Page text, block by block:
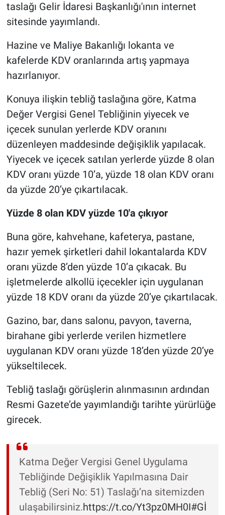
taslağı Gelir İdaresi Başkanlığı'ının internet
sitesinde yayımlandı.
Hazine ve Maliye Bakanlığı lokanta ve
kafelerde KDV oranlarında artış yapmaya
hazırlanıyor.
Konuya ilişkin tebliğ taslağına göre, Katma
Değer Vergisi Genel Tebliğinin yiyecek ve
içecek sunulan yerlerde KDV oranını
düzenleyen maddesinde değişiklik yapılacak.
Yiyecek ve içecek satılan yerlerde yüzde 8 olan
KDV oranı yüzde 10’a, yüzde 18 olan KDV oranı
da yüzde 20’ye çıkartılacak.
Yüzde 8 olan KDV yüzde 10'a çıkıyor
Buna göre, kahvehane, kafeterya, pastane,
hazır yemek şirketleri dahil lokantalarda KDV
oranı yüzde 8’den yüzde 10’a çıkacak. Bu
işletmelerde alkollü içecekler için uygulanan
yüzde 18 KDV oranı da yüzde 20’ye çıkartılacak.
Gazino, bar, dans salonu, pavyon, taverna,
birahane gibi yerlerde verilen hizmetlere
uygulanan KDV oranı yüzde 18’den yüzde 20’ye
yükseltilecek.
Tebliğ taslağı görüşlerin alınmasının ardından
Resmi Gazete’de yayımlandığı tarihte yürürlüğe
girecek.
Katma Değer Vergisi Genel Uygulama
Tebliğinde Değişiklik Yapılmasına Dair
Tebliğ (Seri No: 51) Taslağı’na sitemizden
ulaşabilirsiniz.https://t.co/Yt3pz0MH0I#Gİ